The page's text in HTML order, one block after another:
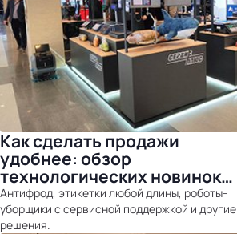
Как сделать продажи
удобнее: обзор
технологических новинок
для ритейла
Антифрод, этикетки любой длины, роботы-
уборщики с сервисной поддержкой и другие
решения.